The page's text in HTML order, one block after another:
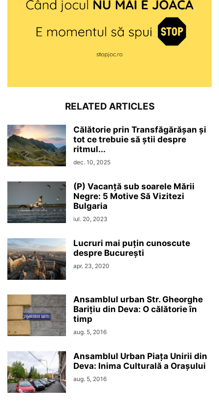
RELATED ARTICLES
Călătorie prin Transfăgărășan și
tot ce trebuie să știi despre
ritmul...
dec. 10, 2025
(P) Vacanță sub soarele Mării
Negre: 5 Motive Să Vizitezi
Bulgaria
iul. 20, 2023
Lucruri mai puțin cunoscute
despre București
apr. 23, 2020
Ansamblul urban Str. Gheorghe
Barițiu din Deva: O călătorie în
timp
aug. 5, 2016
Ansamblul Urban Piața Unirii din
Deva: Inima Culturală a Orașului
aug. 5, 2016